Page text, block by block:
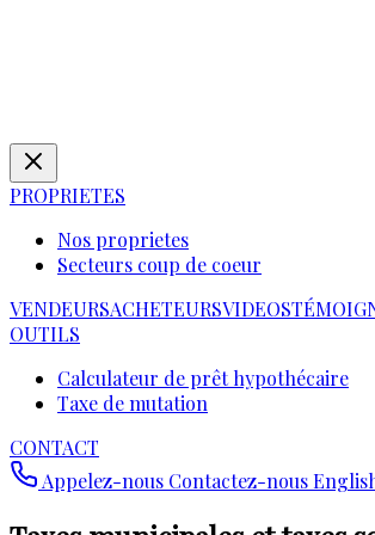
PROPRIETES
Nos proprietes
Secteurs coup de coeur
VENDEURSACHETEURSVIDEOS
OUTILS
Calculateur de prêt hypothécaire
Taxe de mutation
CONTACT
Appelez-nous Contactez-nous